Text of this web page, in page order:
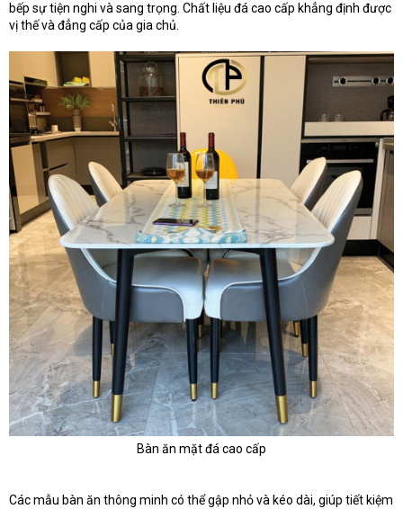
bếp sự tiện nghi và sang trọng. Chất liệu đá cao cấp khẳng định được
vị thế và đẳng cấp của gia chủ.
Bàn ăn mặt đá cao cấp
Các mẫu bàn ăn thông minh có thể gập nhỏ và kéo dài, giúp tiết kiệm